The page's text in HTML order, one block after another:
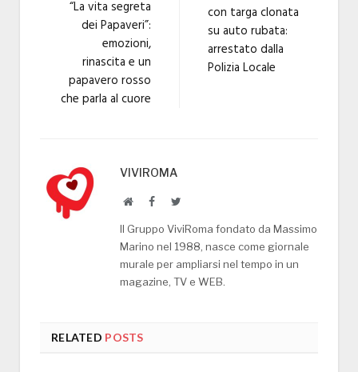
“La vita segreta
dei Papaveri”:
emozioni,
rinascita e un
papavero rosso
che parla al cuore
con targa clonata
su auto rubata:
arrestato dalla
Polizia Locale
VIVIROMA
WebsiteFacebookTwitter
Il Gruppo ViviRoma fondato da Massimo
Marino nel 1988, nasce come giornale
murale per ampliarsi nel tempo in un
magazine, TV e WEB.
RELATED POSTS